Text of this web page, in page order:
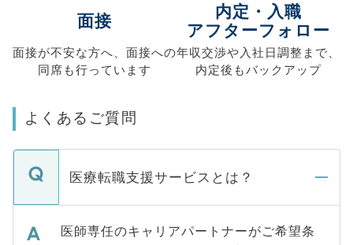
面接
面接が不安な方へ、 面接への
同席も行っています
内定・入職
アフターフォロー
年収交渉や入社日調整まで、
内定後もバックアップ
よくあるご質問
医療転職支援サービスとは？
医師専任のキャリアパートナーがご希望条